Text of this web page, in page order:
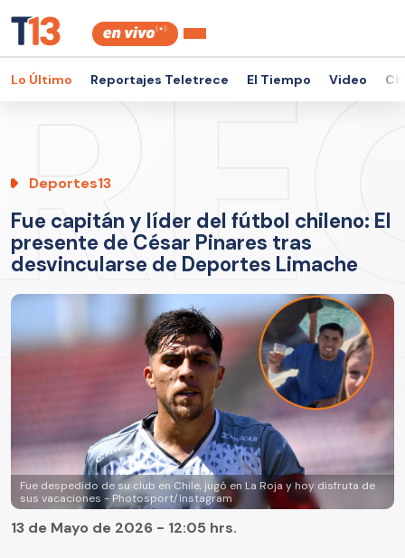
Lo Último Reportajes Teletrece El Tiempo Video
Deportes13
Fue capitán y líder del fútbol chileno: El
presente de César Pinares tras
desvincularse de Deportes Limache
Fue despedido de su club en Chile, jugó en La Roja y hoy disfruta de
sus vacaciones - Photosport/Instagram
13 de Mayo de 2026 - 12:05 hrs.